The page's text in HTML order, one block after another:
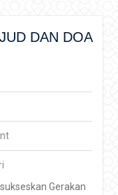
DAN DOA
Gerakan